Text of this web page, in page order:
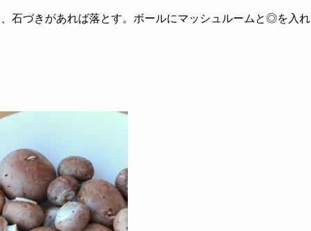
石づきがあれば落とす。ボールにマッシュルームと◎を入れ